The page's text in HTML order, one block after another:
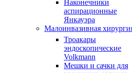
Наконечники
аспирационные
Янкауэра
Малоинвазивная
Троакары
эндоскопические
Volkmann
Мешки и сачки для